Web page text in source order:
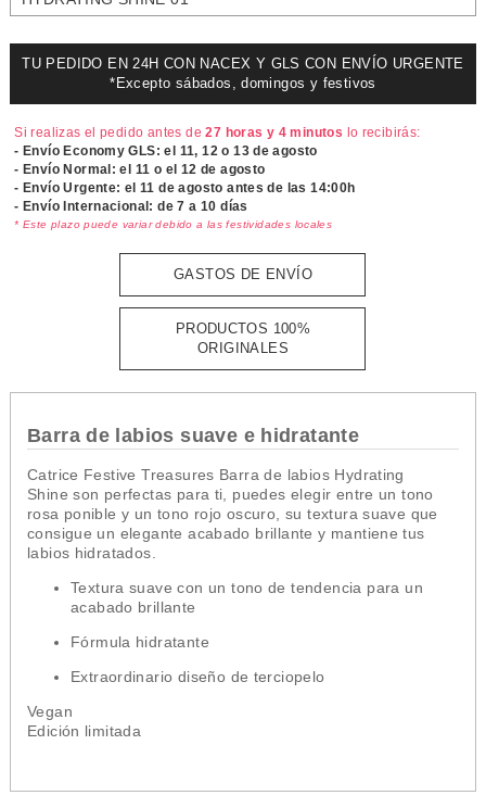
TU PEDIDO EN 24H CON NACEX Y GLS CON ENVÍO URGENTE
*Excepto sábados, domingos y festivos
Si realizas el pedido antes de27 horas y 4 minutos lo recibirás:
- Envío Economy GLS: el 11, 12 o 13 de agosto
- Envío Normal: el 11 o el 12 de agosto
- Envío Urgente: el11 de agosto antes de las 14:00h
- Envío Internacional: de 7 a 10 días
* Este plazo puede variar debido a las festividades locales
GASTOS DE ENVÍO
PRODUCTOS 100%
ORIGINALES
Barra de labios suave e hidratante
Catrice Festive Treasures Barra de labios Hydrating
Shine son perfectas para ti, puedes elegir entre un tono
rosa ponible y un tono rojo oscuro, su textura suave que
consigue un elegante acabado brillante y mantiene tus
labios hidratados.
Textura suave con un tono de tendencia para un
acabado brillante
Fórmula hidratante
Extraordinario diseño de terciopelo
Vegan
Edición limitada